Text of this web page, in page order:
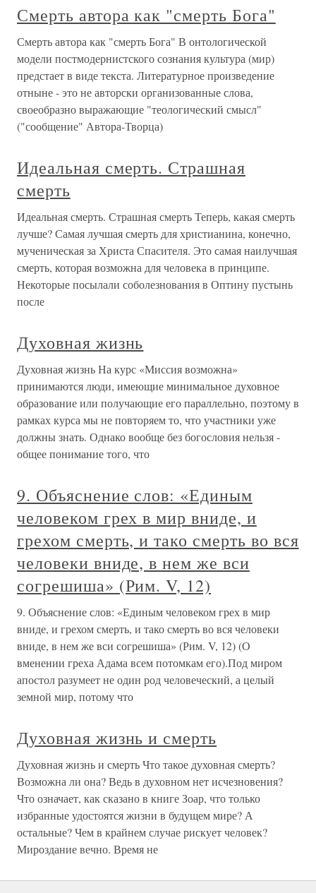
Смерть автора как "смерть Бога"
Смерть автора как "смерть Бога" В онтологической
модели постмодернистского сознания культура (мир)
предстает в виде текста. Литературное произведение
отныне - это не авторски организованные слова,
своеобразно выражающие "теологический смысл"
("сообщение" Автора-Творца)
Идеальная смерть. Страшная
смерть
Идеальная смерть. Страшная смерть Теперь, какая смерть
лучше? Самая лучшая смерть для христианина, конечно,
мученическая за Христа Спасителя. Это самая наилучшая
смерть, которая возможна для человека в принципе.
Некоторые посылали соболезнования в Оптину пустынь
после
Духовная жизнь
Духовная жизнь На курс «Миссия возможна»
принимаются люди, имеющие минимальное духовное
образование или получающие его параллельно, поэтому в
рамках курса мы не повторяем то, что участники уже
должны знать. Однако вообще без богословия нельзя -
общее понимание того, что
9. Объяснение слов: «Единым
человеком грех в мир вниде, и
грехом смерть, и тако смерть во вся
человеки вниде, в нем же вси
согрешиша» (Рим. V, 12)
9. Объяснение слов: «Единым человеком грех в мир
вниде, и грехом смерть, и тако смерть во вся человеки
вниде, в нем же вси согрешиша» (Рим. V, 12) (О
вменении греха Адама всем потомкам его).Под миром
апостол разумеет не один род человеческий, а целый
земной мир, потому что
Духовная жизнь и смерть
Духовная жизнь и смерть Что такое духовная смерть?
Возможна ли она? Ведь в духовном нет исчезновения?
Что означает, как сказано в книге Зоар, что только
избранные удостоятся жизни в будущем мире? А
остальные? Чем в крайнем случае рискует человек?
Мироздание вечно. Время не